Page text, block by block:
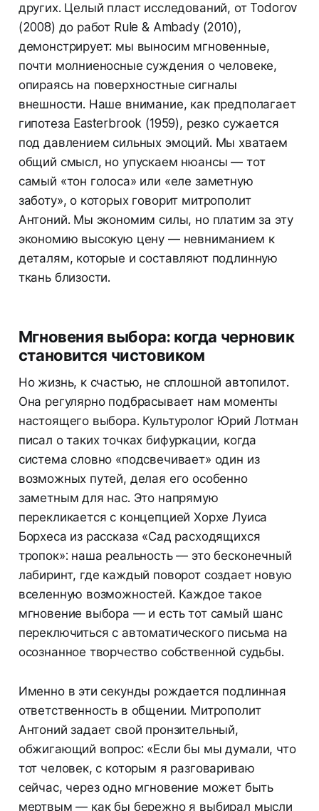
других. Целый пласт исследований, от Todorov
(2008) до работ Rule & Ambady (2010),
демонстрирует: мы выносим мгновенные,
почти молниеносные суждения о человеке,
опираясь на поверхностные сигналы
внешности. Наше внимание, как предполагает
гипотеза Easterbrook (1959), резко сужается
под давлением сильных эмоций. Мы хватаем
общий смысл, но упускаем нюансы — тот
самый «тон голоса» или «еле заметную
заботу», о которых говорит митрополит
Антоний. Мы экономим силы, но платим за эту
экономию высокую цену — невниманием к
деталям, которые и составляют подлинную
ткань близости.
Мгновения выбора: когда черновик
становится чистовиком
Но жизнь, к счастью, не сплошной автопилот.
Она регулярно подбрасывает нам моменты
настоящего выбора. Культуролог Юрий Лотман
писал о таких точках бифуркации, когда
система словно «подсвечивает» один из
возможных путей, делая его особенно
заметным для нас. Это напрямую
перекликается с концепцией Хорхе Луиса
Борхеса из рассказа «Сад расходящихся
тропок»: наша реальность — это бесконечный
лабиринт, где каждый поворот создает новую
вселенную возможностей. Каждое такое
мгновение выбора — и есть тот самый шанс
переключиться с автоматического письма на
осознанное творчество собственной судьбы.
Именно в эти секунды рождается подлинная
ответственность в общении. Митрополит
Антоний задает свой пронзительный,
обжигающий вопрос: «Если бы мы думали, что
тот человек, с которым я разговариваю
сейчас, через одно мгновение может быть
мертвым — как бы бережно я выбирал мысли